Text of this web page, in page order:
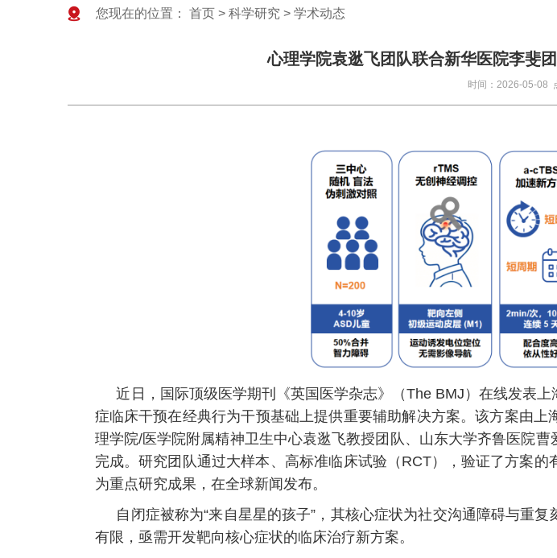
您现在的位置： 首页 > 科学研究 > 学术动态
心理学院袁逖飞团队联合新华医院李斐
时间：2026-05-08
近日，国际顶级医学期刊《英国医学杂志》（The BMJ）在线发表
症临床干预在经典行为干预基础上提供重要辅助解决方案。该方案由
理学院/医学院附属精神卫生中心袁逖飞教授团队、山东大学齐鲁医院
完成。研究团队通过大样本、高标准临床试验（RCT），验证了方案
为重点研究成果，在全球新闻发布。
自闭症被称为“来自星星的孩子”，其核心症状为社交沟通障碍与重
有限，亟需开发靶向核心症状的临床治疗新方案。